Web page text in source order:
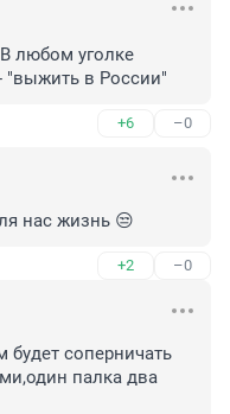
любом уголке
"выжить в России"
+6 –0
нас жизнь 😒
+2 –0
соперничать
палка два